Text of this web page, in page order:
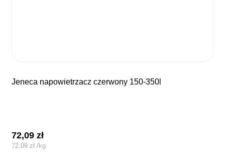
jeneca napowietrzacz czerwony 150-350l
72,09zł
72,09 zł /kg